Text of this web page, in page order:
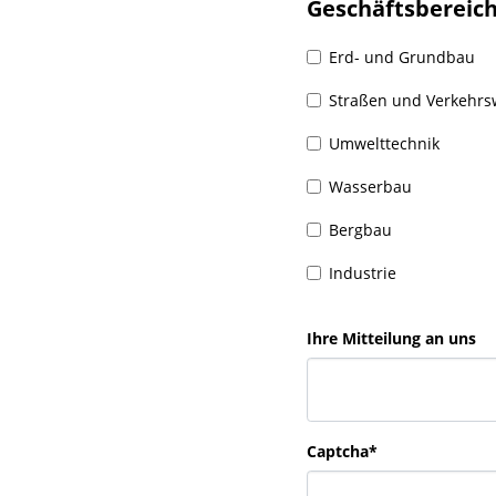
Geschäftsbereich
Erd- und Grundbau
Straßen und
Umwelttechnik
Wasserbau
Bergbau
Industrie
Ihre Mitteilung an uns
Captcha*